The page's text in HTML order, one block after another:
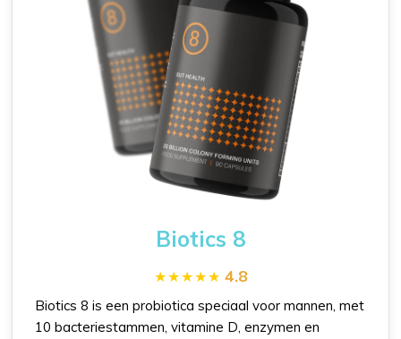
Biotics 8
4.8
Biotics 8 is een probiotica speciaal voor mannen, met
10 bacteriestammen, vitamine D, enzymen en